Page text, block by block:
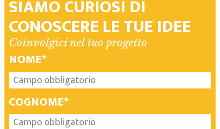
SIAMO CURIOSI DI
CONOSCERE LE TUE IDEE
Coinvolgici nel tuo progetto
NOME*
COGNOME*